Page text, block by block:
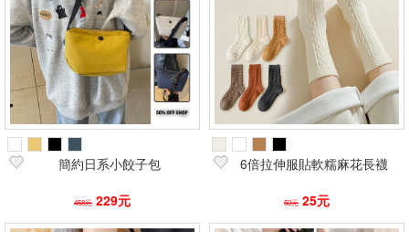
簡約日系小餃子包
458元 229元
6倍拉伸服貼軟糯麻花長襪
50元 25元